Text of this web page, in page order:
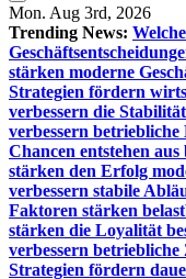
Mon. Aug 3rd, 2026
Trending News:
stärken moderne
Strategien fördern
verbessern die
verbessern
Chancen entstehen
stärken den Erfolg
verbessern stabile
Faktoren stärken
stärken die Loyalität
verbessern
Strategien fördern